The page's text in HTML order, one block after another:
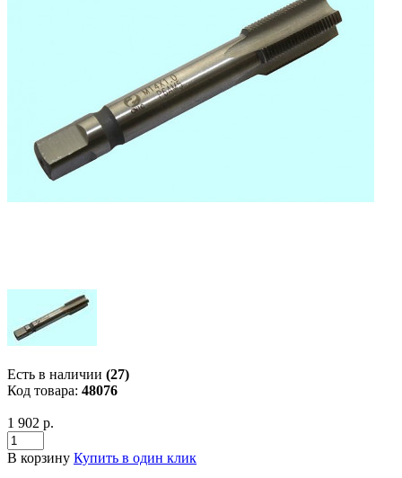
Есть в наличии (27)
Код товара: 48076
1 902 р.
В корзину Купить в один клик